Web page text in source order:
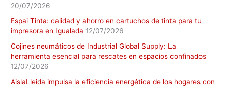
20/07/2026
Espai Tinta: calidad y ahorro en cartuchos de tinta para tu
impresora en Igualada 12/07/2026
Cojines neumáticos de Industrial Global Supply: La
herramienta esencial para rescates en espacios confinados
12/07/2026
AislaLleida impulsa la eficiencia energética de los hogares con